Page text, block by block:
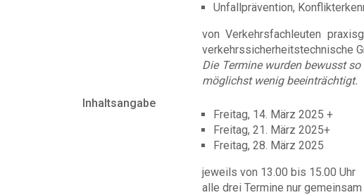
Unfallprävention,
von Verkehrsfachleuten
verkehrssicherheitstechnische
Die Termine wurden bewusst
möglichst wenig beeinträchtigt.
Inhaltsangabe
Freitag, 14. März 2025 +
Freitag, 21. März 2025+
Freitag, 28. März 2025
jeweils von 13.00 bis 15.00 Uhr
alle drei Termine nur